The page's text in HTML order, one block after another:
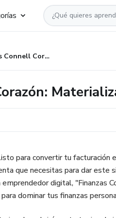
Finanzas Connell Corazón: Materializa tu Vida Ideal
para convertir tu facturación
que necesitas para dar este
emprendedor digital, "Finanzas
dominar tus finanzas